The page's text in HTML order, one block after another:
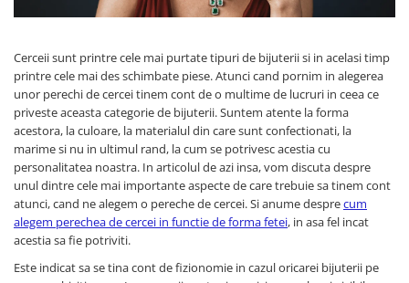
Inele
Lanturi
Bratari
Talismane
Verighete
Bijuterii din argint placate cu aur
24K
Cerceii sunt printre cele mai purtate tipuri de bijuterii si in acelasi timp
printre cele mai des schimbate piese. Atunci cand pornim in alegerea
unor perechi de cercei tinem cont de o multime de lucruri in ceea ce
priveste aceasta categorie de bijuterii. Suntem atente la forma
acestora, la culoare, la materialul din care sunt confectionati, la
marime si nu in ultimul rand, la cum se potrivesc acestia cu
personalitatea noastra. In articolul de azi insa, vom discuta despre
unul dintre cele mai importante aspecte de care trebuie sa tinem cont
atunci, cand ne alegem o pereche de cercei. Si anume desprecum
alegem perechea de cercei in functie de forma fetei, in asa fel incat
acestia sa fie potriviti.
Este indicat sa se tina cont de fizionomie in cazul oricarei bijuterii pe